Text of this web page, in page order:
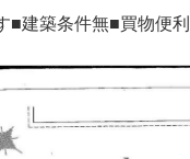
■建築条件無■買物便